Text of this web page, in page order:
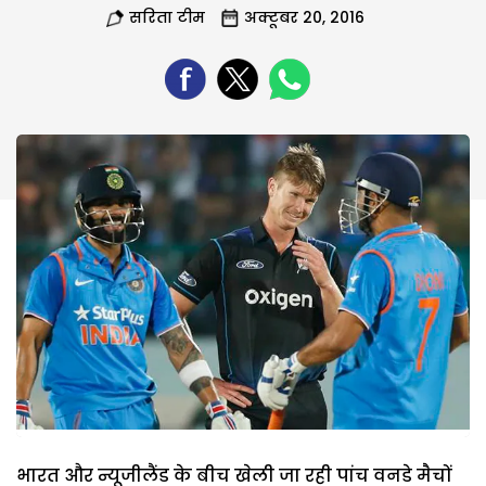
सरिता टीम अक्टूबर 20, 2016
भारत और न्यूजीलैंड के बीच खेली जा रही पांच वनडे मैचों